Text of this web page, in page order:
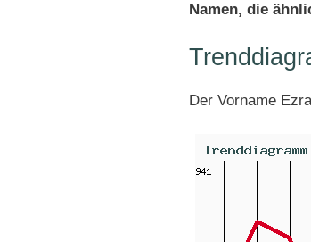
Namen, die
Der Vorname